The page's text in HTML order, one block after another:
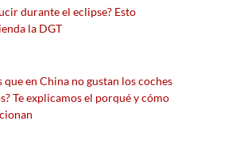
durante el eclipse? Esto
la DGT
que en China no gustan los coches
Te explicamos el porqué y cómo